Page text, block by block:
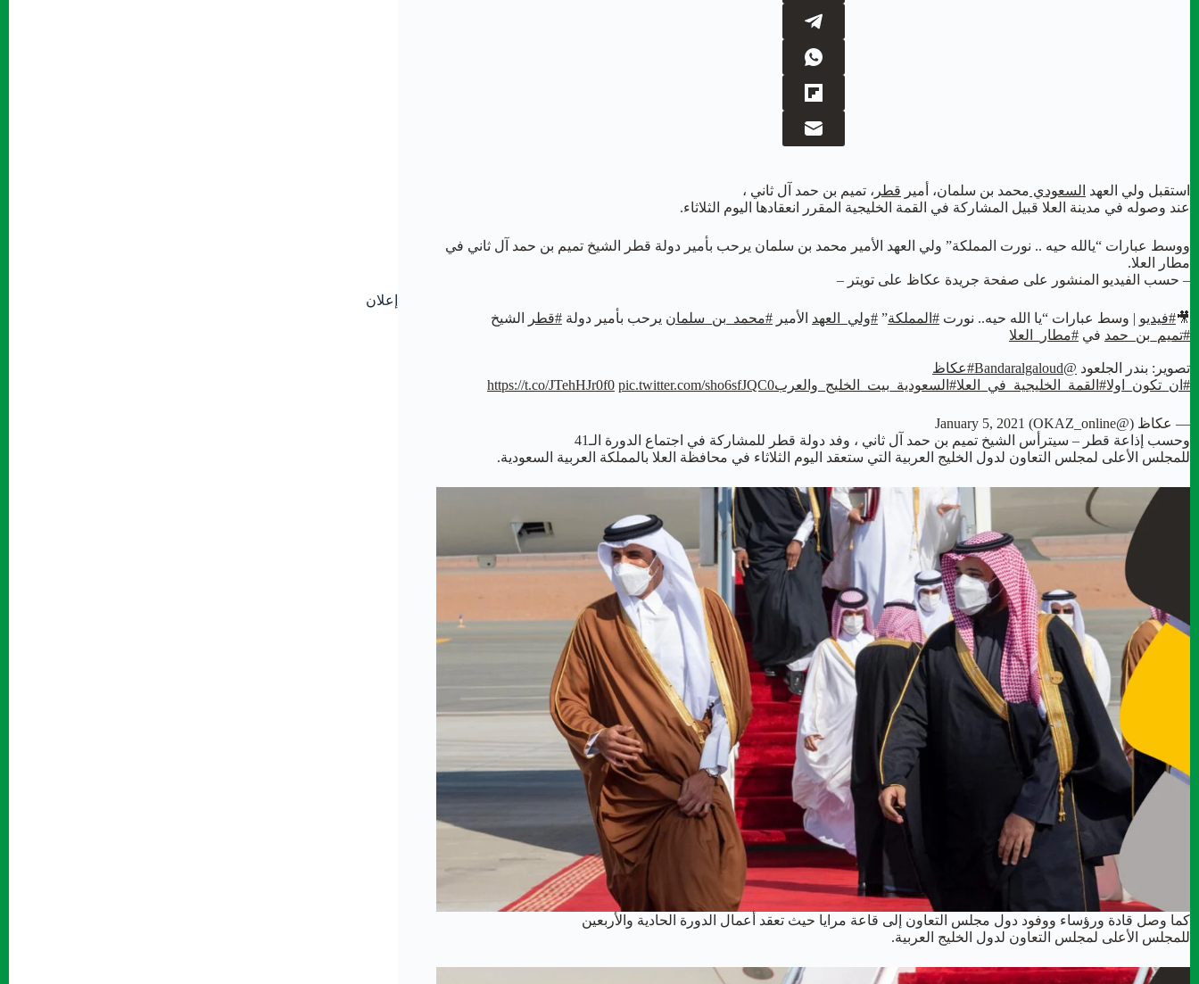
استقبل ولي العهد السعودي محمد بن سلمان، أمير قطر ، تميم بن حمد آل ثاني ،
عند وصوله في مدينة العلا قبيل المشاركة في القمة الخليجية المقرر انعقادها اليوم الثلاثاء.
ووسط عبارات “يالله حيه .. نورت المملكة” ولي العهد الأمير محمد بن سلمان يرحب بأمير دولة قطر الشيخ تميم بن حمد آل ثاني في
مطار العلا.
– حسب الفيديو المنشور على صفحة جريدة عكاظ على تويتر –
🎥#فيديو | وسط عبارات “يا الله حيه.. نورت #المملكة” #ولي_العهد الأمير #محمد_بن_سلمان يرحب بأمير دولة #قطر
الشيخ
#تميم_بن_حمد في #مطار_العلا
تصوير: بندر الجلعود @Bandaralgaloud
#عكاظ
#ان_تكون_اولا#القمة_الخليجية_في_العلا#السعودية_بيت_الخليج_والعرب https://t.co/JTehHJr0f0 pic.twitter.com/sho6sfJQC0
— عكاظ (@OKAZ_online)
January 5, 2021
وحسب إذاعة قطر – سيترأس الشيخ تميم بن حمد آل ثاني ، وفد دولة قطر للمشاركة في اجتماع الدورة الـ41
للمجلس الأعلى لمجلس التعاون لدول الخليج العربية التي ستعقد اليوم الثلاثاء في محافظة العلا بالمملكة العربية السعودية.
كما وصل قادة ورؤساء ووفود دول مجلس التعاون إلى قاعة مرايا حيث تعقد أعمال الدورة الحادية والأربعين
للمجلس الأعلى لمجلس التعاون لدول الخليج العربية.
إعلان